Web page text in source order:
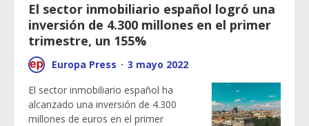
El sector inmobiliario español logró una
inversión de 4.300 millones en el primer
trimestre, un 155%
Europa Press · 3 mayo 2022
El sector inmobiliario español ha
alcanzado una inversión de 4.300
millones de euros en el primer